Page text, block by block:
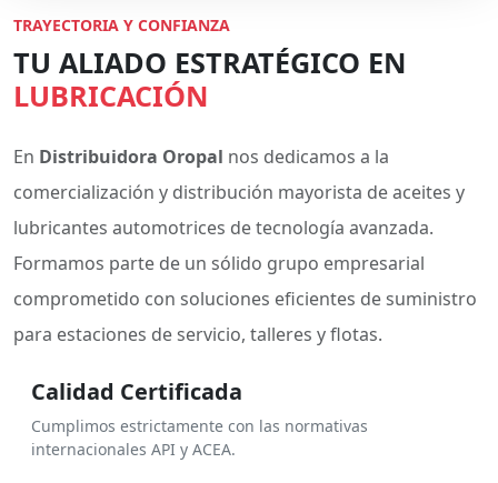
TRAYECTORIA Y CONFIANZA
TU ALIADO ESTRATÉGICO EN
LUBRICACIÓN
En Distribuidora Oropal nos dedicamos a la
comercialización y distribución mayorista de aceites y
lubricantes automotrices de tecnología avanzada.
Formamos parte de un sólido grupo empresarial
comprometido con soluciones eficientes de suministro
para estaciones de servicio, talleres y flotas.
Calidad Certificada
Cumplimos estrictamente con las normativas
internacionales API y ACEA.